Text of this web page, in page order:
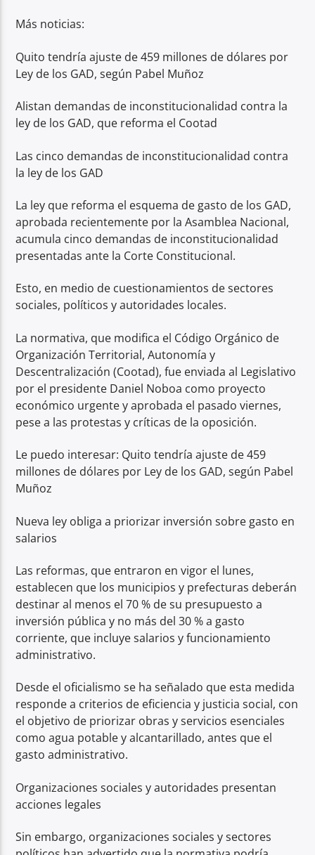
Más noticias:
Quito tendría ajuste de 459 millones de dólares por
Ley de los GAD, según Pabel Muñoz
Alistan demandas de inconstitucionalidad contra la
ley de los GAD, que reforma el Cootad
Las cinco demandas de inconstitucionalidad contra
la ley de los GAD
La ley que reforma el esquema de gasto de los GAD,
aprobada recientemente por la Asamblea Nacional,
acumula cinco demandas de inconstitucionalidad
presentadas ante la Corte Constitucional.
Esto, en medio de cuestionamientos de sectores
sociales, políticos y autoridades locales.
La normativa, que modifica el Código Orgánico de
Organización Territorial, Autonomía y
Descentralización (Cootad), fue enviada al Legislativo
por el presidente Daniel Noboa como proyecto
económico urgente y aprobada el pasado viernes,
pese a las protestas y críticas de la oposición.
Le puedo interesar: Quito tendría ajuste de 459
millones de dólares por Ley de los GAD, según Pabel
Muñoz
Nueva ley obliga a priorizar inversión sobre gasto en
salarios
Las reformas, que entraron en vigor el lunes,
establecen que los municipios y prefecturas deberán
destinar al menos el 70 % de su presupuesto a
inversión pública y no más del 30 % a gasto
corriente, que incluye salarios y funcionamiento
administrativo.
Desde el oficialismo se ha señalado que esta medida
responde a criterios de eficiencia y justicia social, con
el objetivo de priorizar obras y servicios esenciales
como agua potable y alcantarillado, antes que el
gasto administrativo.
Organizaciones sociales y autoridades presentan
acciones legales
Sin embargo, organizaciones sociales y sectores